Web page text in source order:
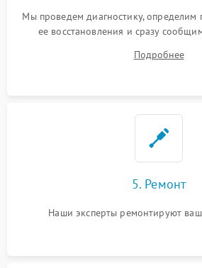
Мы проведем диагностику, определим
ее восстановления и сразу
Подробнее
5. Ремонт
Наши эксперты ремонтируют